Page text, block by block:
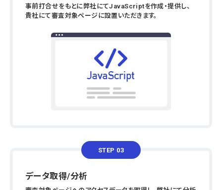
事前打合せをもとに弊社にてJavaScriptを作成・提供し、
貴社にて審査対象ページに設置いただきます。
STEP 03
データ取得/分析